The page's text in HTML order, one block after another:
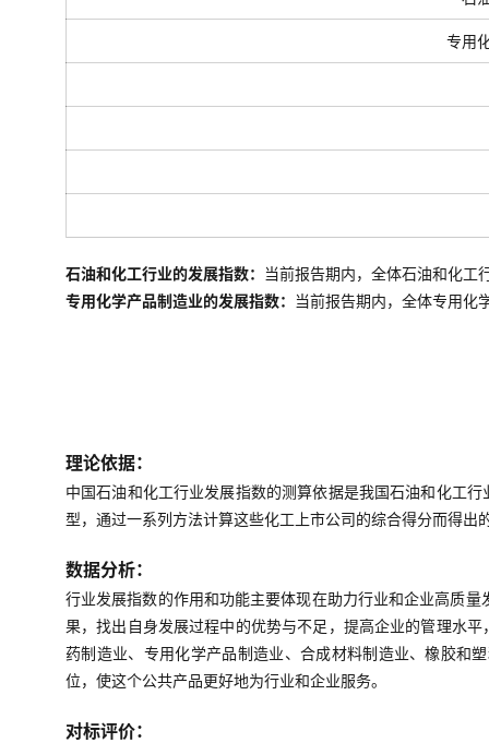
专用
石油和化工行业的发展指数： 当前报告期内，全体石油和化工
专用化学产品制造业的发展指数： 当前报告期内，全体专用化
理论依据：
中国石油和化工行业发展指数的测算依据是我国石油和化工
型，通过一系列方法计算这些化工上市公司的综合得分而得
数据分析：
行业发展指数的作用和功能主要体现在助力行业和企业高质
果，找出自身发展过程中的优势与不足，提高企业的管理水
药制造业、专用化学产品制造业、合成材料制造业、橡胶和
位，使这个公共产品更好地为行业和企业服务。
对标评价：